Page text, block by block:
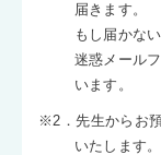
届きます。
もし届かな
迷惑メール
います。
※2．先生からお
いたします。